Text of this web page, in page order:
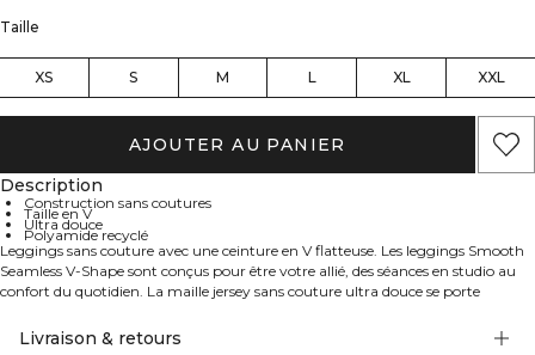
Taille
XS S M L XL XXL
AJOUTER AU PANIER
Description
Construction sans coutures
Taille en V
Ultra douce
Polyamide recyclé
Leggings sans couture avec une ceinture en V flatteuse. Les leggings Smooth
Seamless V-Shape sont conçus pour être votre allié, des séances en studio au
confort du quotidien. La maille jersey sans couture ultra douce se porte
côtelée sculpte la silhouette et reste bien en place pour un rendu lisse. Look
Livraison & retours